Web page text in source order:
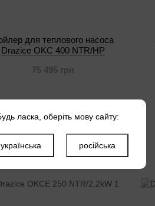
для теплового насоса
Drazice OKC 400 NTR/HP
75 495 грн
ласка, оберіть мову сайту:
українська російська